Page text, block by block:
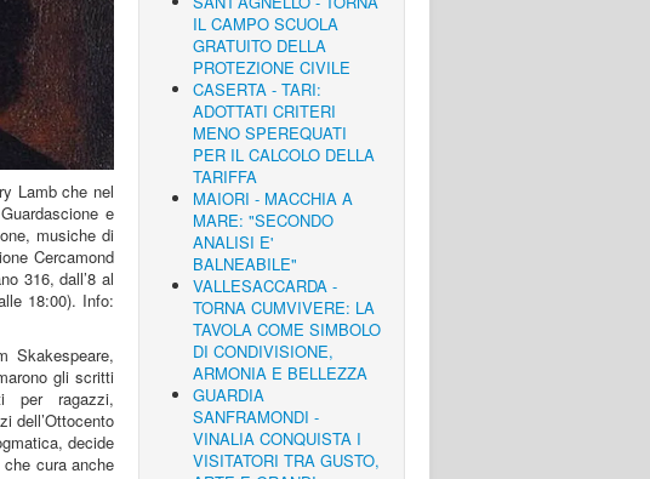
Lamb che nel
e
musiche di
Cercamond
316, dall’8 al
18:00). Info:
Skakespeare,
gli scritti
per ragazzi,
dell’Ottocento
decide
cura anche
IL CAMPO SCUOLA
GRATUITO DELLA
PROTEZIONE CIVILE
CASERTA - TARI:
ADOTTATI CRITERI
MENO SPEREQUATI
PER IL CALCOLO DELLA
TARIFFA
MAIORI - MACCHIA A
MARE: "SECONDO
ANALISI E'
BALNEABILE"
VALLESACCARDA -
TORNA CUMVIVERE: LA
TAVOLA COME SIMBOLO
DI CONDIVISIONE,
ARMONIA E BELLEZZA
GUARDIA
SANFRAMONDI -
VINALIA CONQUISTA I
VISITATORI TRA GUSTO,